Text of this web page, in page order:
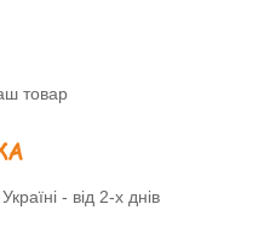
товар
- від 2-х днів